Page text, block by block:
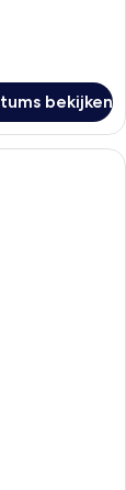
bekijken